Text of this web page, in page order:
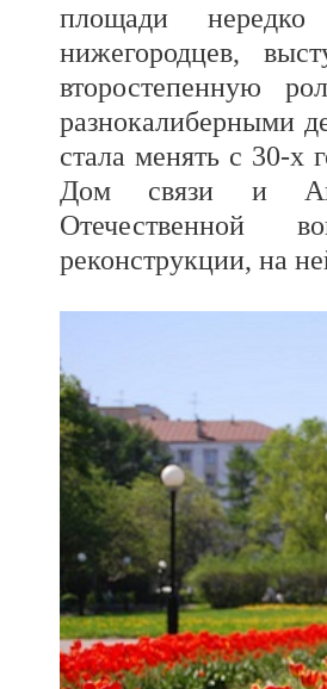
площади
нижегородцев,
второстепенную
разнокалиберными
стала менять с 30-х
Дом связи и
Отечественной
реконструкции, на